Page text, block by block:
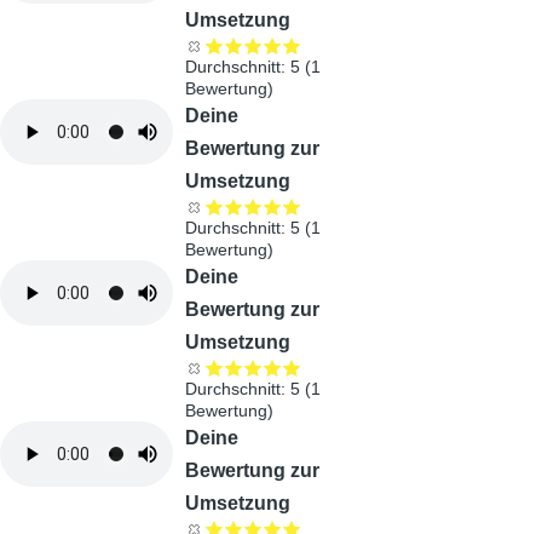
Umsetzung
Durchschnitt:5 (1
Bewertung)
Deine
Bewertung zur
Umsetzung
Durchschnitt:5 (1
Bewertung)
Deine
Bewertung zur
Umsetzung
Durchschnitt:5 (1
Bewertung)
Deine
Bewertung zur
Umsetzung